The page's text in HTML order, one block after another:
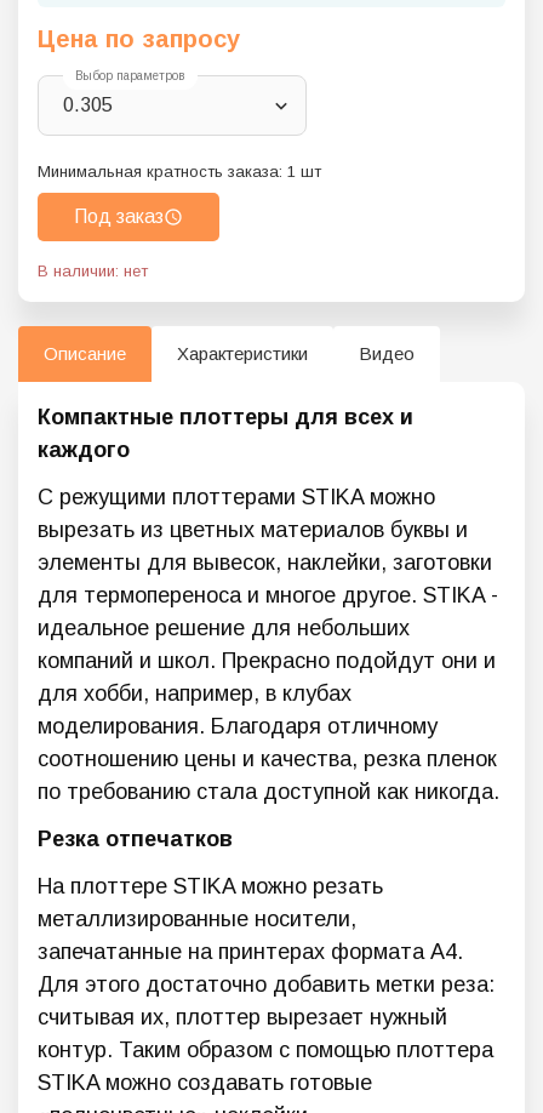
Цена по запросу
Выбор параметров
0.305
Минимальная кратность заказа: 1 шт
Под заказ
В наличии: нет
Описание Характеристики Видео
Компактные плоттеры для всех и
каждого
С режущими плоттерами STIKA можно
вырезать из цветных материалов буквы и
элементы для вывесок, наклейки, заготовки
для термопереноса и многое другое. STIKA -
идеальное решение для небольших
компаний и школ. Прекрасно подойдут они и
для хобби, например, в клубах
моделирования. Благодаря отличному
соотношению цены и качества, резка пленок
по требованию стала доступной как никогда.
Резка отпечатков
На плоттере STIKA можно резать
металлизированные носители,
запечатанные на принтерах формата A4.
Для этого достаточно добавить метки реза:
считывая их, плоттер вырезает нужный
контур. Таким образом с помощью плоттера
STIKA можно создавать готовые